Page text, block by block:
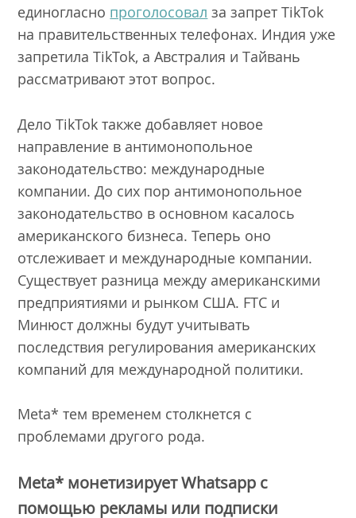
единогласно проголосовал за запрет TikTok
на правительственных телефонах. Индия уже
запретила TikTok, а Австралия и Тайвань
рассматривают этот вопрос.
Дело TikTok также добавляет новое
направление в антимонопольное
законодательство: международные
компании. До сих пор антимонопольное
законодательство в основном касалось
американского бизнеса. Теперь оно
отслеживает и международные компании.
Существует разница между американскими
предприятиями и рынком США. FTC и
Минюст должны будут учитывать
последствия регулирования американских
компаний для международной политики.
Meta* тем временем столкнется с
проблемами другого рода.
Meta* монетизирует Whatsapp с
помощью рекламы или подписки